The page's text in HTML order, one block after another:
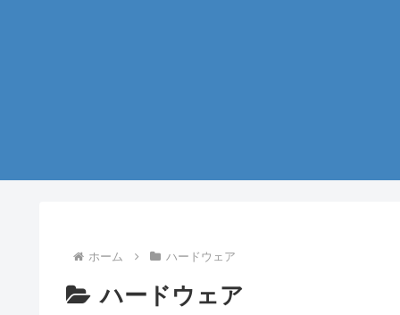
ホーム ハードウェア
ハードウェア